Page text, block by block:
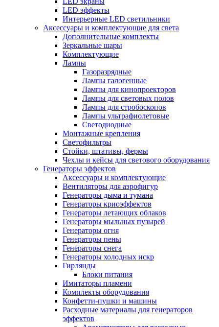
LED эффекты
Интерьерные LED светильники
Аксессуары и комплектующие для света
Дополнительные комплекты
Зеркальные шары
Комплектующие
Лампы
Газоразрядные
Лампы галогенные
Лампы для кинопроекторов
Лампы для световых полов
Лампы для стробоскопов
Лампы ультрафиолетовые
Светодиодные
Монтажные крепления
Светофильтры
Стойки, штативы, фермы
Чехлы и кейсы для светового оборудования
Генераторы эффектов
Аксессуары и комплектующие
Вентиляторы для аэрофигур
Генераторы дыма и тумана
Генераторы криоэффектов
Генераторы летающих облаков
Генераторы мыльных пузырей
Генераторы огня
Генераторы пены
Генераторы снега
Генераторы холодных искр
Гирлянды
Блоки питания
Имитаторы пламени
Комплекты оборудования
Конфетти-пушки и машины
Расходные материалы для генераторов
эффектов